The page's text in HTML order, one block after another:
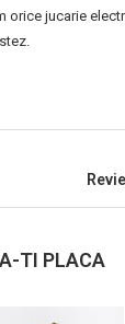
jucarie
TI PLACA